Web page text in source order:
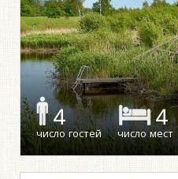
4
число гостей
4
число мест